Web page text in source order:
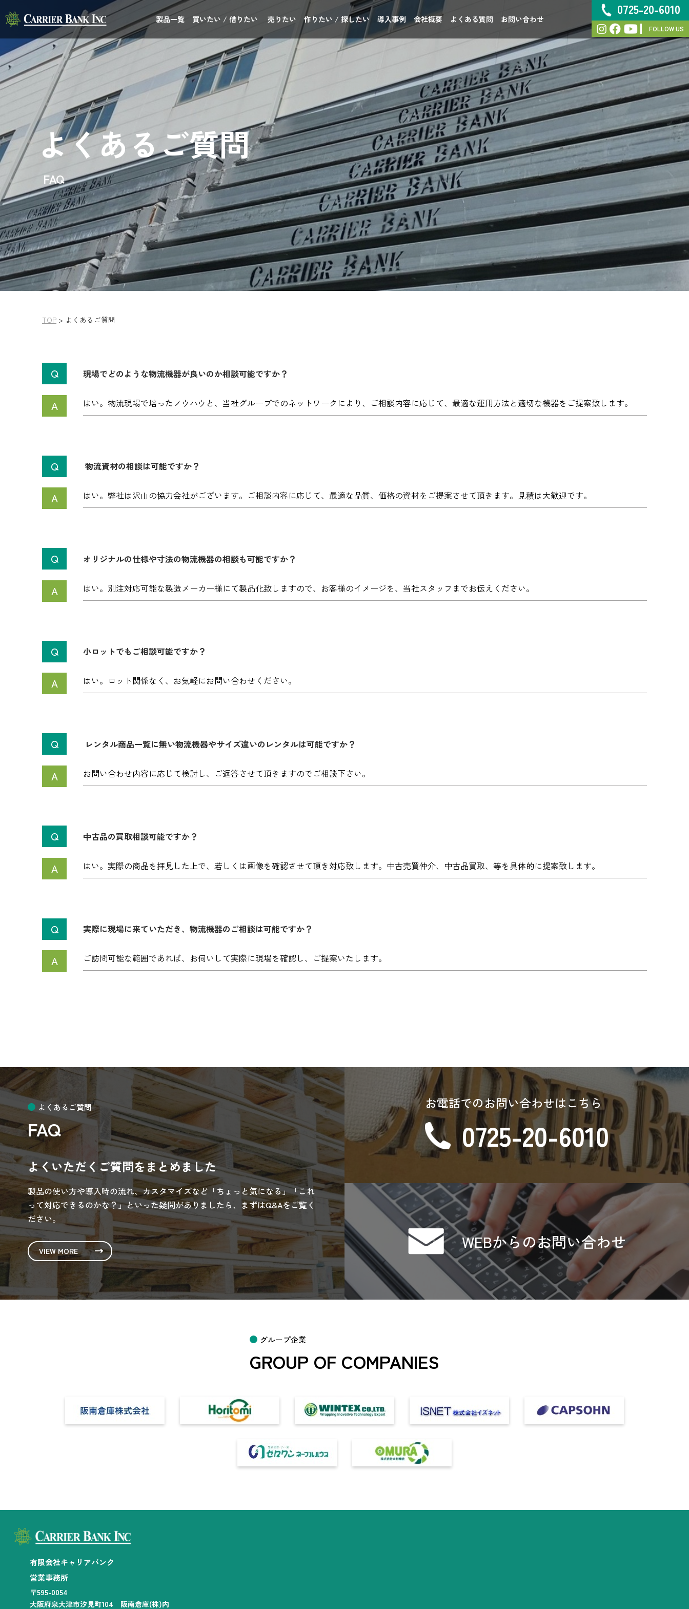
製品一覧 買いたい / 借りたい 売りたい 作りたい / 探したい 導入事例 会社概要 よくある質問 お問い合わせ
0725-20-6010
FOLLOW US
よくあるご質問
FAQ
TOP > よくあるご質問
現場でどのような物流機器が良いのか相談可能ですか？
はい。物流現場で培ったノウハウと、当社グループでのネットワークにより、ご相談内容に応じて、最適な運用方法と適切な機器をご提案致します。
物流資材の相談は可能ですか？
はい。弊社は沢山の協力会社がございます。ご相談内容に応じて、最適な品質、価格の資材をご提案させて頂きます。見積は大歓迎です。
オリジナルの仕様や寸法の物流機器の相談も可能ですか？
はい。別注対応可能な製造メーカー様にて製品化致しますので、お客様のイメージを、当社スタッフまでお伝えください。
小ロットでもご相談可能ですか？
はい。ロット関係なく、お気軽にお問い合わせください。
レンタル商品一覧に無い物流機器やサイズ違いのレンタルは可能ですか？
お問い合わせ内容に応じて検討し、ご返答させて頂きますのでご相談下さい。
中古品の買取相談可能ですか？
はい。実際の商品を拝見した上で、若しくは画像を確認させて頂き対応致します。中古売買仲介、中古品買取、等を具体的に提案致します。
実際に現場に来ていただき、物流機器のご相談は可能ですか？
ご訪問可能な範囲であれば、お伺いして実際に現場を確認し、ご提案いたします。
よくあるご質問
FAQ
よくいただくご質問をまとめました
製品の使い方や導入時の流れ、カスタマイズなど「ちょっと気になる」「これ
って対応できるのかな？」といった疑問がありましたら、まずはQ&Aをご覧く
ださい。
VIEW MORE
お電話でのお問い合わせはこちら
0725-20-6010
WEBからのお問い合わせ
グループ企業
GROUP OF COMPANIES
有限会社キャリアバンク
営業事務所
〒595-0054
大阪府泉大津市汐見町104 阪南倉庫(株)内